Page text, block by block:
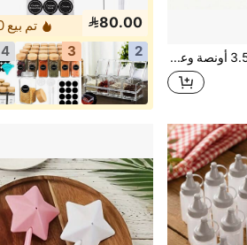
1-12 وعاء تخزين، 3.5 أونصة وعاء توابل محكم الإغلاق بأغطية سوداء ملولبة، حاويات توابل شفافة محكمة الإغلاق للتوابل والمساحيق والفلفل والملح، منظم المطبخ، اكسسوارات المطبخ
80.00
تم بيع 50+.
2
3
4